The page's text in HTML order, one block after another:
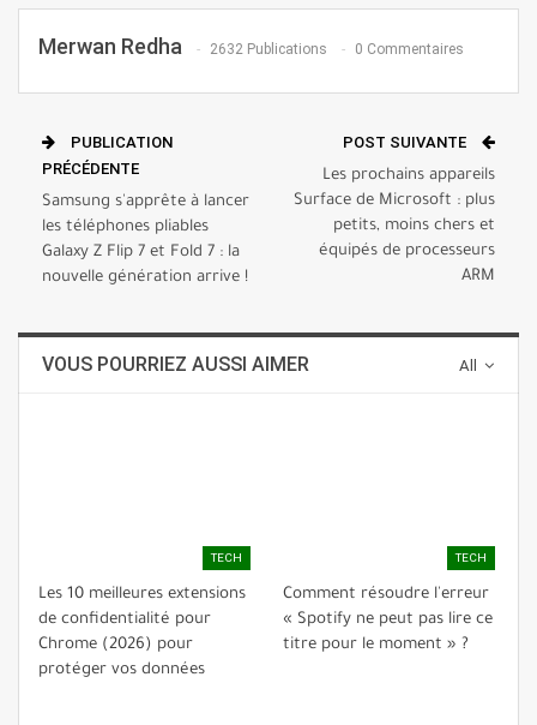
Merwan Redha 2632 Publications 0 Commentaires
PUBLICATION
PRÉCÉDENTE
Samsung s'apprête à lancer
les téléphones pliables
Galaxy Z Flip 7 et Fold 7 : la
nouvelle génération arrive !
POST SUIVANTE
Les prochains appareils
Surface de Microsoft : plus
petits, moins chers et
équipés de processeurs
ARM
All
VOUS POURRIEZ AUSSI AIMER
TECH
Les 10 meilleures extensions
de confidentialité pour
Chrome (2026) pour
protéger vos données
TECH
Comment résoudre l'erreur
« Spotify ne peut pas lire ce
titre pour le moment » ?